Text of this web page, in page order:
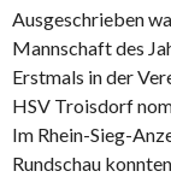
Ausgeschrieben
Mannschaft des
Erstmals in der
HSV Troisdorf
Im Rhein-Sieg-
Rundschau